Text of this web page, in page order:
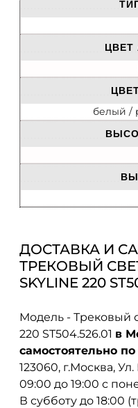
ЦВЕТ
белый /
ДОСТАВКА И
ТРЕКОВЫЙ
SKYLINE 220
Модель - Трековый
220 ST504.526.01 в
самостоятельно по
123060, г.Москва,
09:00 до 19:00 с
В субботу до 18:00